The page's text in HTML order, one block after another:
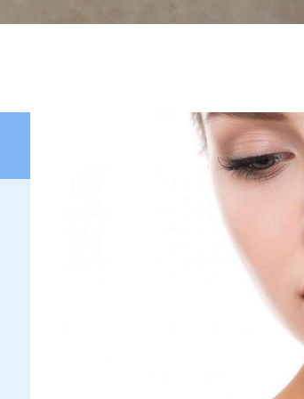
Tarifas